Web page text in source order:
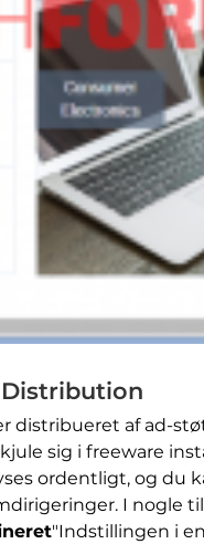
Distribution
distribueret af ad-
sig i freeware
ordentligt, og du
I nogle
"Indstillingen i